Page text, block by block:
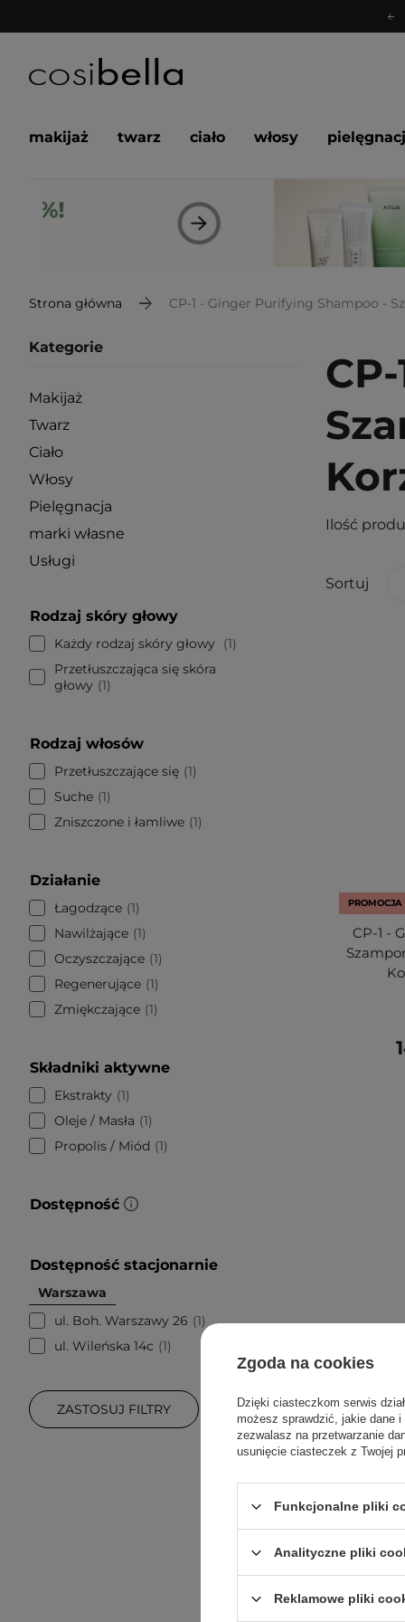
makijaż twarz ciało włosy
Strona główna CP-1 - Ginger Purifying Shampoo -
Kategorie
Makijaż
Twarz
Ciało
Włosy
Pielęgnacja
marki własne
Usługi
Rodzaj skóry głowy
Każdy rodzaj skóry głowy
1
Przetłuszczająca się skóra
głowy
1
Rodzaj włosów
Przetłuszczające się 1
Suche 1
Zniszczone i łamliwe 1
Działanie
Łagodzące 1
Nawilżające 1
Oczyszczające 1
Regenerujące 1
Zmiękczające 1
Składniki aktywne
Ekstrakty
1
Oleje / Masła
1
Propolis / Miód
1
Dostępność
Dostępność stacjonarnie
Warszawa
ul. Boh. Warszawy 26
1
ul. Wileńska 14c
1
ZASTOSUJ FILTRY
Ilość
Sortuj
PROMOCJA
CP-1 -
Zgoda na cookies
Dzięki ciasteczkom serwis
możesz sprawdzić, jakie dane
zezwalasz na przetwarzanie
usunięcie ciasteczek z Twojej
Funkcjonalne pliki
Analityczne pliki
Reklamowe pliki